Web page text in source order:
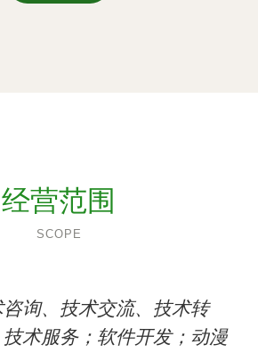
经营范围
SCOPE
询、技术交流、技术转
术服务；软件开发；动漫